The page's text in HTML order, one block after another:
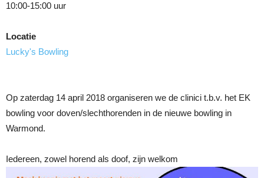
10:00-15:00 uur
Locatie
Lucky's Bowling
Op zaterdag 14 april 2018 organiseren we de clinici t.b.v. het EK
bowling voor doven/slechthorenden in de nieuwe bowling in
Warmond.
Iedereen, zowel horend als doof, zijn welkom